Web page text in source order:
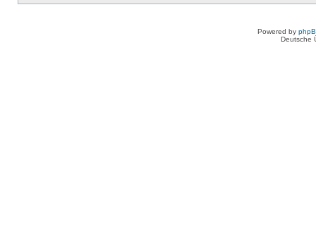
Powered by
Deutsche